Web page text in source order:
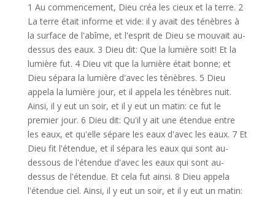
1 Au commencement, Dieu créa les cieux et la terre. 2
La terre était informe et vide: il y avait des ténèbres à
la surface de l'abîme, et l'esprit de Dieu se mouvait au-
dessus des eaux. 3 Dieu dit: Que la lumière soit! Et la
lumière fut. 4 Dieu vit que la lumière était bonne; et
Dieu sépara la lumière d'avec les ténèbres. 5 Dieu
appela la lumière jour, et il appela les ténèbres nuit.
Ainsi, il y eut un soir, et il y eut un matin: ce fut le
premier jour. 6 Dieu dit: Qu'il y ait une étendue entre
les eaux, et qu'elle sépare les eaux d'avec les eaux. 7 Et
Dieu fit l'étendue, et il sépara les eaux qui sont au-
dessous de l'étendue d'avec les eaux qui sont au-
dessus de l'étendue. Et cela fut ainsi. 8 Dieu appela
l'étendue ciel. Ainsi, il y eut un soir, et il y eut un matin: